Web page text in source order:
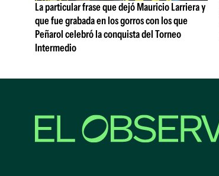
La particular frase que dejó Mauricio Larriera y
que fue grabada en los gorros con los que
Peñarol celebró la conquista del Torneo
Intermedio